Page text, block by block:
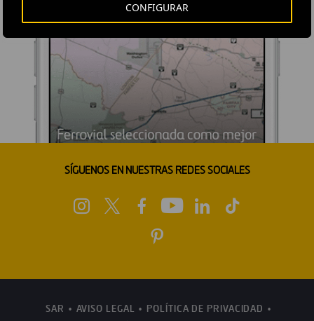
CONFIGURAR
SÍGUENOS EN NUESTRAS REDES SOCIALES
SAR AVISO LEGAL
POLÍTICA DE PRIVACIDAD